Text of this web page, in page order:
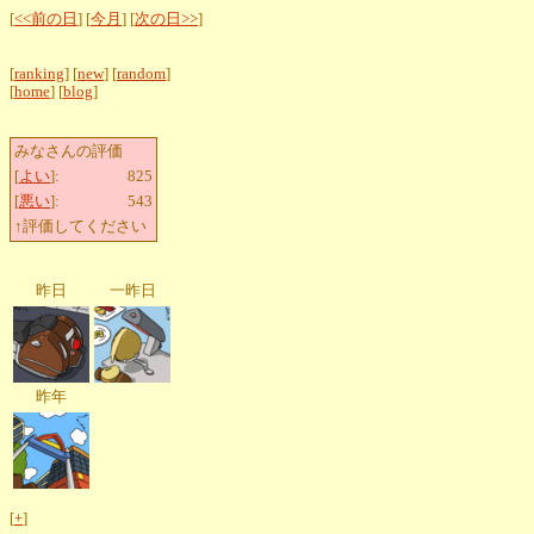
[<<前の日 ] [今月 ] [次の日>>]
[ranking] [new] [random]
[home] [blog]
みなさんの評価
[よい]:
825
[悪い]:
543
↑評価してください
昨日 一昨日
昨年
[+]